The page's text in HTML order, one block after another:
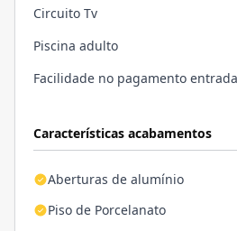
Características acabamentos
Aberturas de alumínio
Piso de Porcelanato
Circuito Tv
Piscina adulto
Facilidade no pagamento